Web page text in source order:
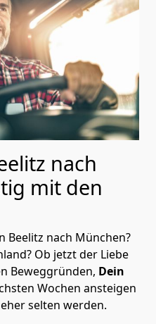
nach
mit den
Beelitz nach München?
Ob jetzt der Liebe
Beweggründen, Dein
Wochen ansteigen
selten werden.